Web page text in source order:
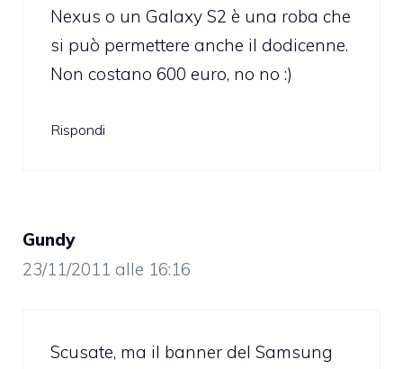
Nexus o un Galaxy S2 è una roba che
si può permettere anche il dodicenne.
Non costano 600 euro, no no :)
Rispondi
Gundy
23/11/2011 alle 16:16
Scusate, ma il banner del Samsung